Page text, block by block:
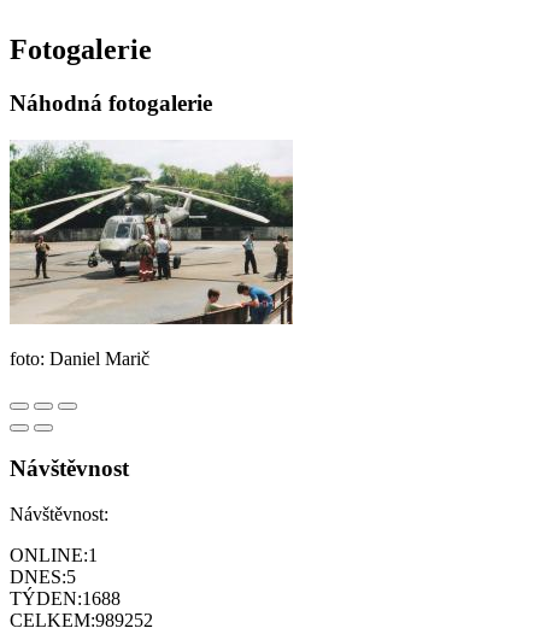
Fotogalerie
Náhodná fotogalerie
foto: Daniel Marič
Návštěvnost
Návštěvnost:
ONLINE:1
DNES:5
TÝDEN:1688
CELKEM:989252